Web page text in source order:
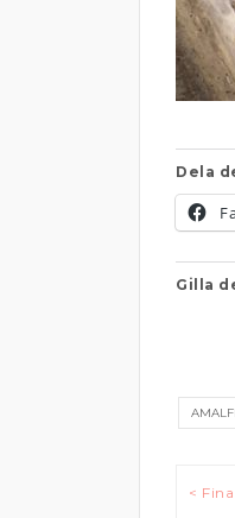
Dela
Gilla
AMALFI
<